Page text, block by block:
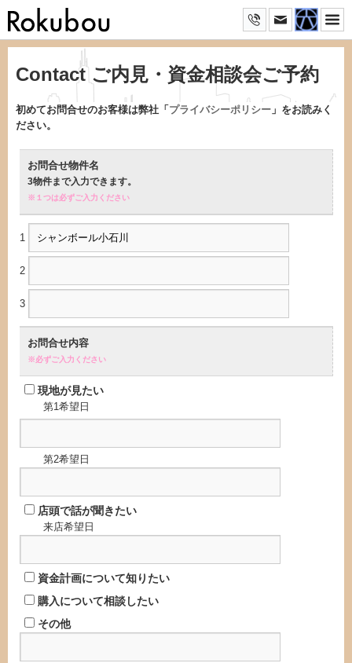
Contact ご内見・資金相談会ご予約
初めてお問合せのお客様は弊社「 プライバシーポリシー 」をお読みく
ださい。
お問合せ物件名
3物件まで入力できます。
※１つは必ずご入力ください
1
2
3
お問合せ内容
※必ずご入力ください
現地が見たい
第1希望日
第2希望日
店頭で話が聞きたい
来店希望日
資金計画について知りたい
購入について相談したい
その他